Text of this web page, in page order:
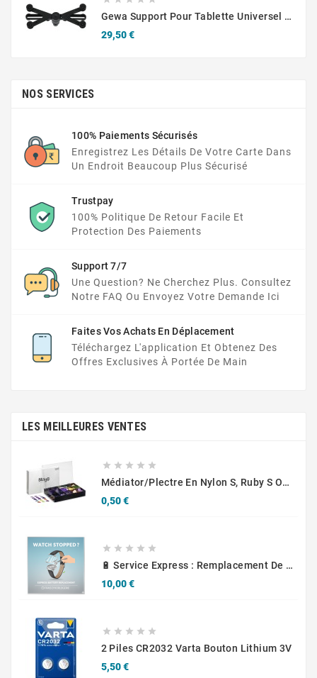
Gewa Support Pour Tablette Universel 10.1-14"
29,50 €Prix
NOS SERVICES
100% Paiements Sécurisés
Enregistrez Les Détails De Votre Carte Dans
Un Endroit Beaucoup Plus Sécurisé
Trustpay
100% Politique De Retour Facile Et
Protection Des Paiements
Support 7/7
Une Question? Ne Cherchez Plus. Consultez
Notre FAQ Ou Envoyez Votre Demande Ici
Faites Vos Achats En Déplacement
Téléchargez L'application Et Obtenez Des
Offres Exclusives À Portée De Main
LES MEILLEURES VENTES
    
Médiator/plectre En Nylon S, Ruby S Ou Touch L - STAGG PBOX10
0,50 €Prix
    
🔋 Service Express : Remplacement De Piles D'Horlogerie
10,00 €Prix
    
2 Piles CR2032 Varta Bouton Lithium 3V
5,50 €Prix